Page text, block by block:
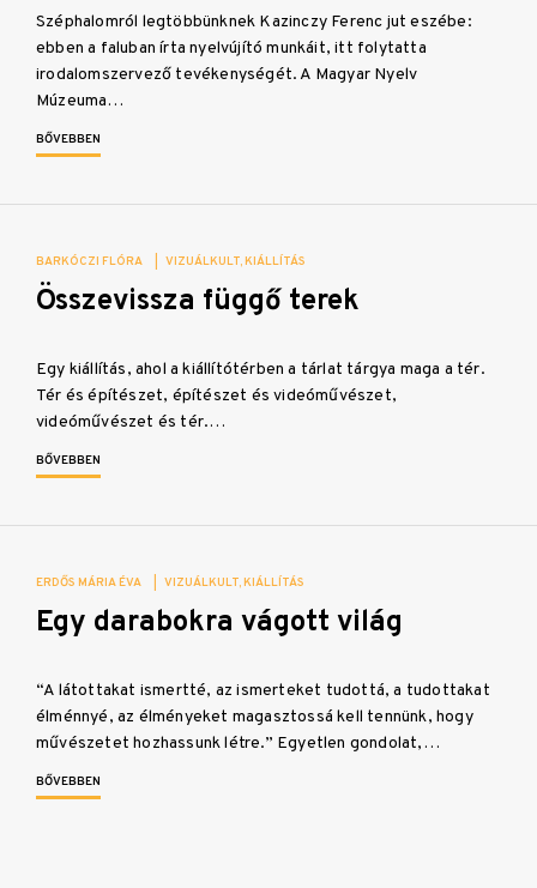
Széphalomról legtöbbünknek Kazinczy Ferenc jut eszébe:
ebben a faluban írta nyelvújító munkáit, itt folytatta
irodalomszervező tevékenységét. A Magyar Nyelv
Múzeuma…
BŐVEBBEN
BARKÓCZI FLÓRA VIZUÁLKULT KIÁLLÍTÁS
Összevissza függő terek
Egy kiállítás, ahol a kiállítótérben a tárlat tárgya maga a tér.
Tér és építészet, építészet és videóművészet,
videóművészet és tér.…
BŐVEBBEN
ERDŐS MÁRIA ÉVA VIZUÁLKULT KIÁLLÍTÁS
Egy darabokra vágott világ
“A látottakat ismertté, az ismerteket tudottá, a tudottakat
élménnyé, az élményeket magasztossá kell tennünk, hogy
művészetet hozhassunk létre.” Egyetlen gondolat,…
BŐVEBBEN